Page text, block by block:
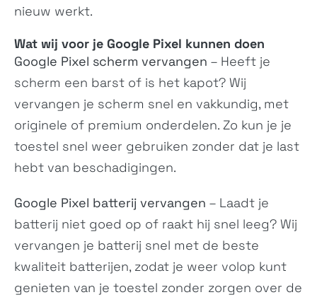
nieuw werkt.
Wat wij voor je Google Pixel kunnen doen
Google Pixel scherm vervangen – Heeft je
scherm een barst of is het kapot? Wij
vervangen je scherm snel en vakkundig, met
originele of premium onderdelen. Zo kun je je
toestel snel weer gebruiken zonder dat je last
hebt van beschadigingen.
Google Pixel batterij vervangen – Laadt je
batterij niet goed op of raakt hij snel leeg? Wij
vervangen je batterij snel met de beste
kwaliteit batterijen, zodat je weer volop kunt
genieten van je toestel zonder zorgen over de